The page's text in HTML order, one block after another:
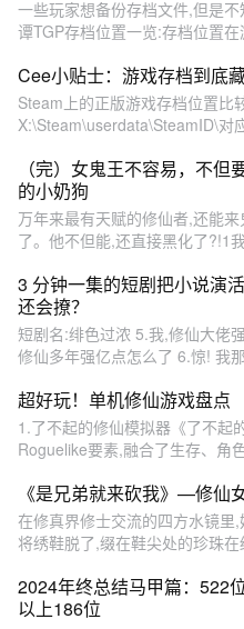
一些玩家想备份存档文件,但是
谭TGP存档位置一览:存档位置
Cee小贴士：游戏存档到底
Steam上的正版游戏存档位置比
X:\Steam\userdata\SteamID\对
（完）女鬼王不容易，不
的小奶狗
万年来最有天赋的修仙者,还能
了。他不但能,还直接黑化了?!1
3 分钟一集的短剧把小说演
还会撩？
短剧名:绯色过浓 5.我,修仙大佬
修仙多年强亿点怎么了 6.惊! 我
超好玩！单机修仙游戏盘点
1.了不起的修仙模拟器《了不起
Roguelike要素,融合了生存、角
《是兄弟就来砍我》—修仙
在修真界修士交流的四方水镜
将绣鞋脱了,缀在鞋尖处的珍珠
2024年终总结马甲篇：522
以上186位